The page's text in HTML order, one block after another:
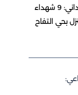
عاجل | مصدر في المستشفى المعمداني: 9 شهداء
بحي التفاح